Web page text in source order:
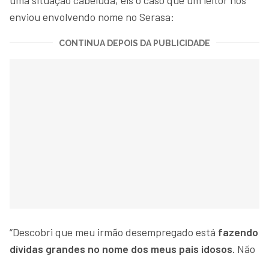
enviou envolvendo nome no Serasa:
CONTINUA DEPOIS DA PUBLICIDADE
“Descobri que meu irmão desempregado está fazendo
dívidas grandes no nome dos meus pais idosos. Não